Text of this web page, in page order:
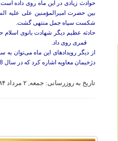
بین حضرت امیرالمؤمنین علی علیه
شکست سپاه جمل منتهی گشت.
حادثه عظیم دیگر شهادت بانوی
از دیگر رویدادهای این ماه می‌توان
دژخیمان معاویه اشاره کرد که در سال 38 قمری اتفاق افتاد.
تاریخ به روزرسانی: جمعه, ۲ مرداد ۱۳۹۴